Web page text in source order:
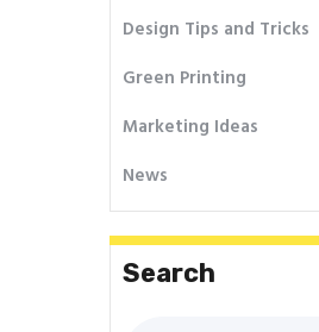
Design Tips and Tricks
Green Printing
Marketing Ideas
News
Search